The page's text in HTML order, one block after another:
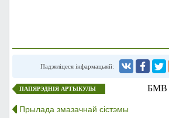
Падзяліцеся інфармацыяй:
ПАПЯРЭДНІЯ АРТЫКУЛЫ БМВ
Прылада змазачнай сістэмы